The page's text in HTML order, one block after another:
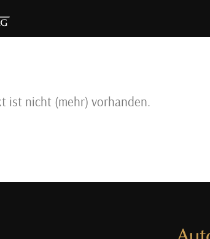
ist nicht (mehr) vorhanden.